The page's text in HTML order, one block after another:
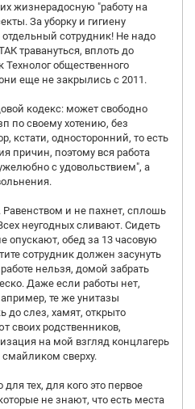
жизнерадосную "работу на
За уборку и гигиену
сотрудник! Не надо
травануться, вплоть до
Технолог общественного
еще не закрылись с 2011.
кодекс: может свободно
по своему хотению, без
кстати, односторонний, то есть
причин, поэтому вся работа
с удовольствием", а
Равенством и не пахнет, сплошь
неугодных сливают. Сидеть
опускают, обед за 13 часовую
сотрудник должен засунуть
нельзя, домой забрать
Даже если работы нет,
те же унитазы
до слез, хамят, открыто
своих родственников,
на мой взгляд концлагерь
сверху.
тех, для кого это первое
не знают, что есть места